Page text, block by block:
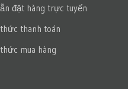
đặt hàng trực tuyến
thanh toán
mua hàng